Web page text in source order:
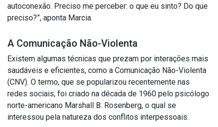
autoconexão. Preciso me perceber: o que eu sinto? Do que
preciso?”, aponta Marcia.
A Comunicação Não-Violenta
Existem algumas técnicas que prezam por interações mais
saudáveis e eficientes, como a Comunicação Não-Violenta
(CNV). O termo, que se popularizou recentemente nas
redes sociais, foi criado na década de 1960 pelo psicólogo
norte-americano Marshall B. Rosenberg, o qual se
interessou pela natureza dos conflitos interpessoais.